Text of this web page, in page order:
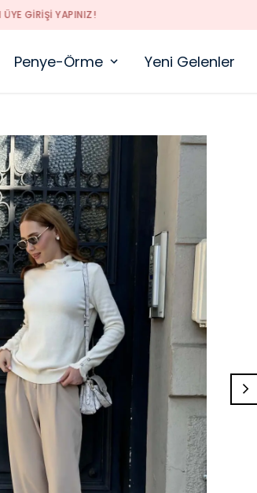
YENI SEZON ÜRÜNLER
Penye-Örme Yeni Gelenler